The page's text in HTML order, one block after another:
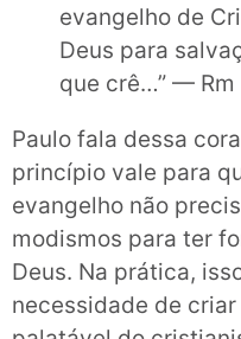
evangelho de
Deus para
que crê…” — Rm
Paulo fala dessa
princípio vale para
evangelho não
modismos para ter
Deus. Na prática,
necessidade de